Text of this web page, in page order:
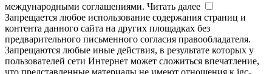
международными соглашениями. Читать далее
Запрещается любое использование содержания страниц и
контента данного сайта на других площадках без
предварительного письменного согласия правообладателя.
Запрещаются любые иные действия, в результате которых у
пользователей сети Интернет может сложиться впечатление,
что представленные материалы не имеют отношения к igc-